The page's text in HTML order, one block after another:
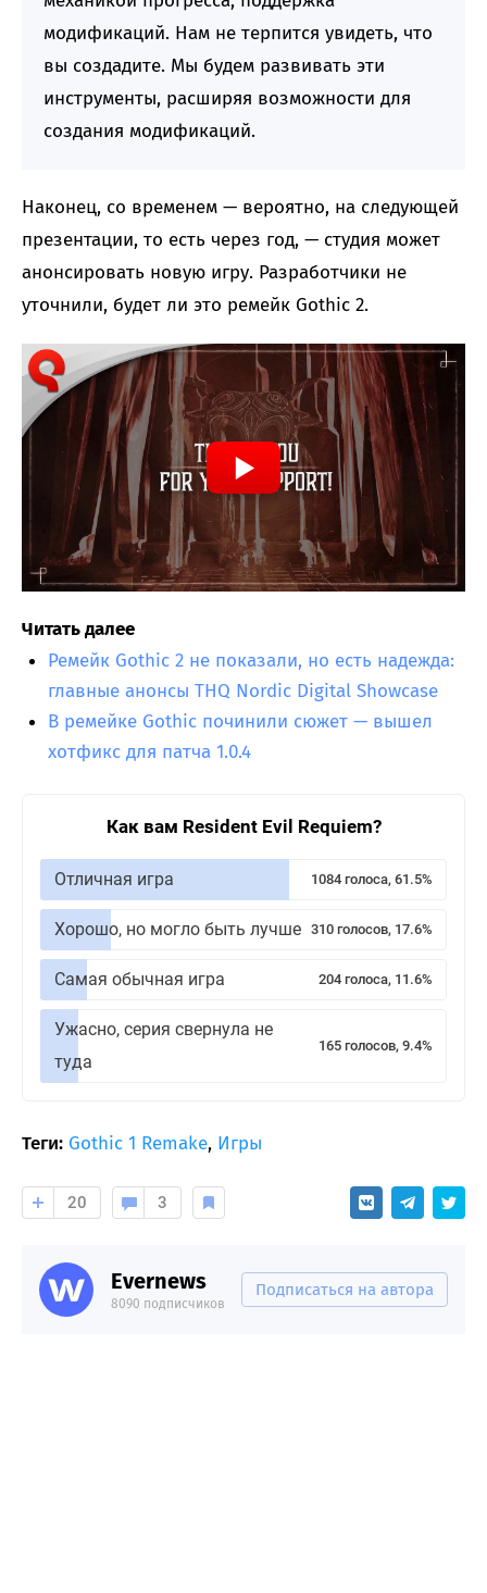
модификаций. Нам не терпится увидеть, что
вы создадите. Мы будем развивать эти
инструменты, расширяя возможности для
создания модификаций.
Наконец, со временем — вероятно, на следующей
презентации, то есть через год, — студия может
анонсировать новую игру. Разработчики не
уточнили, будет ли это ремейк Gothic 2.
Читать далее
Ремейк Gothic 2 не показали, но есть надежда:
главные анонсы THQ Nordic Digital Showcase
В ремейке Gothic починили сюжет — вышел
хотфикс для патча 1.0.4
Как вам Resident Evil Requiem?
Отличная игра 1084 голоса, 61.5%
Хорошо, но могло быть лучше 310 голосов, 17.6%
Самая обычная игра 204 голоса, 11.6%
Ужасно, серия свернула не
туда
165 голосов, 9.4%
Теги: Gothic 1 Remake, Игры
20 3
Evernews
8090 подписчиков
Подписаться на автора